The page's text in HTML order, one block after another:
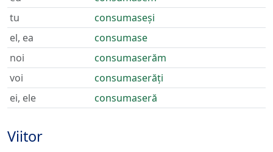
tu
consumaseși
el, ea
consumase
noi
consumaserăm
voi
consumaserăți
ei, ele
consumaseră
Viitor